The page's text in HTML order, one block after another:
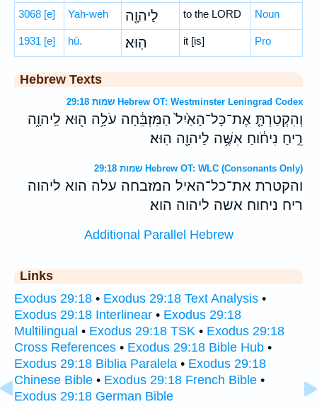
3068 [e] Yah-weh לַיהוָ֖ה to the LORD Noun
1931 [e] hū. הֽוּא׃ it [is] Pro
Hebrew Texts
שמות 29:18 Hebrew OT: Westminster Leningrad Codex
וְהִקְטַרְתָּ֤ אֶת־כָּל־הָאַ֙יִל֙ הַמִּזְבֵּ֔חָה עֹלָ֥ה ה֖וּא לַֽיהוָ֑ה
רֵ֣יחַ נִיחֹ֔וחַ אִשֶּׁ֥ה לַיהוָ֖ה הֽוּא׃
שמות 29:18 Hebrew OT: WLC (Consonants Only)
והקטרת את־כל־האיל המזבחה עלה הוא ליהוה
ריח ניחוח אשה ליהוה הוא׃
Additional Parallel Hebrew
Links
Exodus 29:18 • Exodus 29:18 Text Analysis •
Exodus 29:18 Interlinear • Exodus 29:18
Multilingual • Exodus 29:18 TSK • Exodus 29:18
Cross References • Exodus 29:18 Bible Hub •
Exodus 29:18 Biblia Paralela • Exodus 29:18
Chinese Bible • Exodus 29:18 French Bible •
Exodus 29:18 German Bible